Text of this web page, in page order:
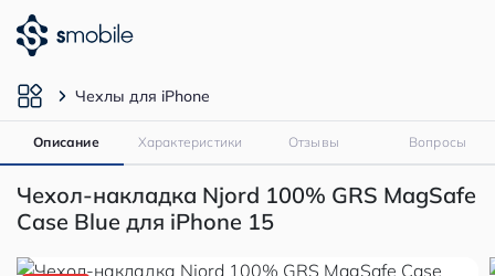
Чехлы для iPhone
Описание Характеристики Отзывы Вопросы
Чехол-накладка Njord 100% GRS MagSafe
Case Blue для iPhone 15